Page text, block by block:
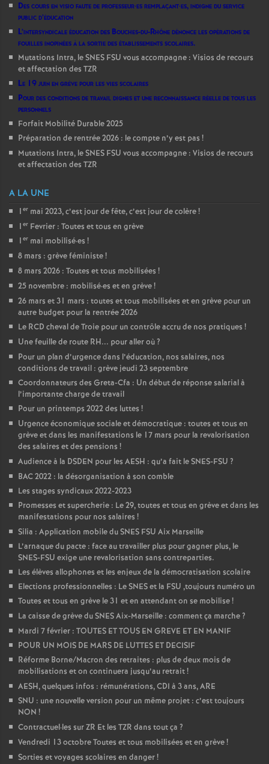
Des cours en visio faute de professeur·es remplaçant·es, indigne du service
public d’éducation
L’intersyndicale éducation des Bouches-du-Rhône dénonce les opérations de
fouilles inopinées à la sortie des établissements scolaires.
Mutations Intra, le SNES FSU vous accompagne : Visios de recours
et affectation des TZR
Le 19 juin en grève pour les vies scolaires
Pour des conditions de travail dignes et une reconnaissance réelle de tous les
personnels
Forfait Mobilité Durable 2025
Préparation de rentrée 2026 : le compte n’y est pas !
Mutations Intra, le SNES FSU vous accompagne : Visios de recours
et affectation des TZR
A LA UNE
1 er mai 2023, c’est jour de fête, c’est jour de colère!
1 er Fevrier : Toutes et tous en grève
1 er mai mobilisé·es !
8 mars : grève féministe!
8 mars 2026 : Toutes et tous mobilisées !
25 novembre : mobilisé·es et en grève!
26 mars et 31 mars : toutes et tous mobilisées et en grève pour un
autre budget pour la rentrée 2026
Le RCD cheval de Troie pour un contrôle accru de nos pratiques !
Une feuille de route RH... pour aller où?
Pour un plan d’urgence dans l’éducation, nos salaires, nos
conditions de travail : grève jeudi 23 septembre
Coordonnateurs des Greta-Cfa : Un début de réponse salarial à
l’importante charge de travail
Pour un printemps 2022 des luttes !
Urgence économique sociale et démocratique : toutes et tous en
grève et dans les manifestations le 17 mars pour la revalorisation
des salaires et des pensions !
Audience à la DSDEN pour les AESH : qu’a fait le SNES-FSU ?
BAC 2022 : la désorganisation à son comble
Les stages syndicaux 2022-2023
Promesses et supercherie : Le 29, toutes et tous en grève et dans les
manifestations pour nos salaires !
Silia : Application mobile du SNES FSU Aix Marseille
L’arnaque du pacte : face au travailler plus pour gagner plus, le
SNES-FSU exige une revalorisation sans contreparties.
Les élèves allophones et les enjeux de la démocratisation scolaire
Elections professionnelles : Le SNES et la FSU ,toujours numéro un
Toutes et tous en grève le 31 et en attendant on se mobilise!
La caisse de grève du SNES Aix-Marseille : comment ça marche?
Mardi 7 février : TOUTES ET TOUS EN GREVE ET EN MANIF
POUR UN MOIS DE MARS DE LUTTES ET DECISIF
Réforme Borne/Macron des retraites : plus de deux mois de
mobilisations et on continuera jusqu’au retrait!
AESH, quelques infos : rémunérations, CDI à 3 ans, ARE
SNU : une nouvelle version pour un même projet : c’est toujours
NON !
Contractuel·les sur ZR Et les TZR dans tout ça ?
Vendredi 13 octobre Toutes et tous mobilisées et en grève!
Sorties et voyages scolaires en danger!